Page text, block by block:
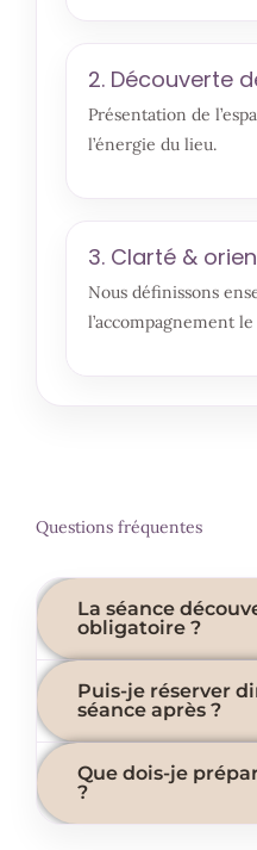
2. Découverte
Présentation de
l’énergie du lieu.
3. Clarté &
Nous définissons
l’accompagnement
Questions fréquentes
La séance
obligatoire ?
et choisir
Puis-je réserver
séance après ?
individuelle ou une
Que dois-je
?